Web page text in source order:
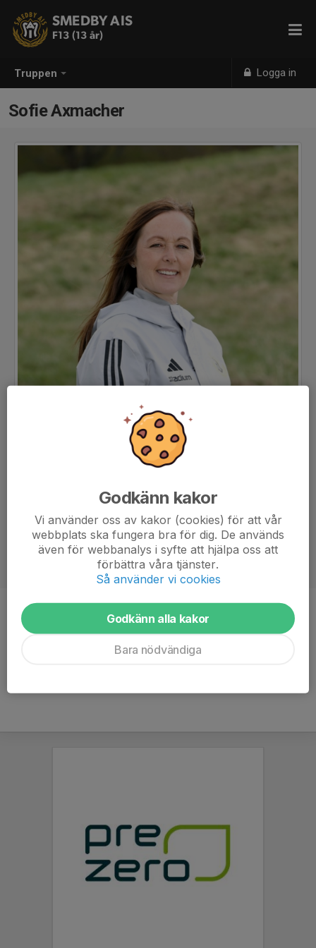
Truppen Logga in
SMEDBY AIS
F13 (13 år)
Sofie Axmacher
Titel
Huvudledare
Ålder
47 år
Godkänn kakor
Vi använder oss av kakor (cookies) för att vår
webbplats ska fungera bra för dig. De används
även för webbanalys i syfte att hjälpa oss att
förbättra våra tjänster.
Så använder vi cookies
Godkänn alla kakor
Bara nödvändiga